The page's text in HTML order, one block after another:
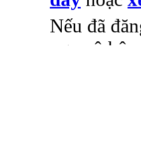
Nếu chưa
đây
hoặc